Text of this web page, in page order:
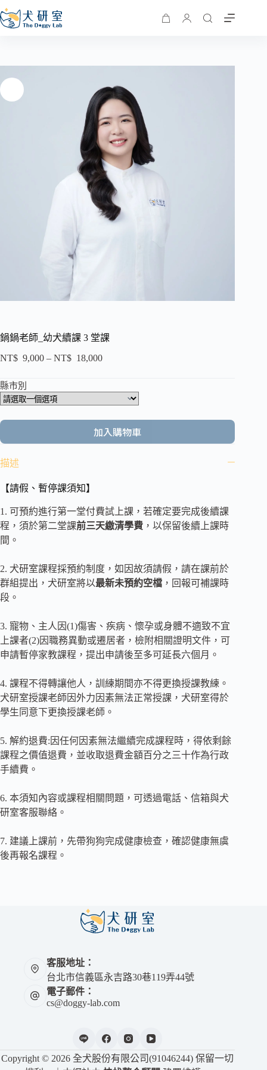
鍋鍋老師_幼犬續課 3 堂課
NT$ 9,000 – NT$ 18,000
縣市別
加入購物車
描述
【請假、暫停課須知】
1. 可預約進行第一堂付費試上課，若確定要完成後續課
程，須於第二堂課前三天繳清學費 ，以保留後續上課時
間。
2. 犬研室課程採預約制度，如因故須請假，請在課前於
群組提出，犬研室將以最新未預約空檔 ，回報可補課時
段。
3. 寵物、主人因(1)傷害、疾病、懷孕或身體不適致不宜
上課者(2)因職務異動或遷居者，檢附相關證明文件，可
申請暫停家教課程，提出申請後至多可延長六個月。
4. 課程不得轉讓他人，訓練期間亦不得更換授課教練。
犬研室授課老師因外力因素無法正常授課，犬研室得於
學生同意下更換授課老師。
5. 解約退費:因任何因素無法繼續完成課程時，得依剩餘
課程之價值退費，並收取退費金額百分之三十作為行政
手續費。
6. 本須知內容或課程相關問題，可透過電話、信箱與犬
研室客服聯絡。
7. 建議上課前，先帶狗狗完成健康檢查，確認健康無虞
後再報名課程。
客服地址：
台北市信義區永吉路30巷119弄44號
電子郵件：
cs@doggy-lab.com
Copyright © 2026 全犬股份有限公司(91046244) 保留一切